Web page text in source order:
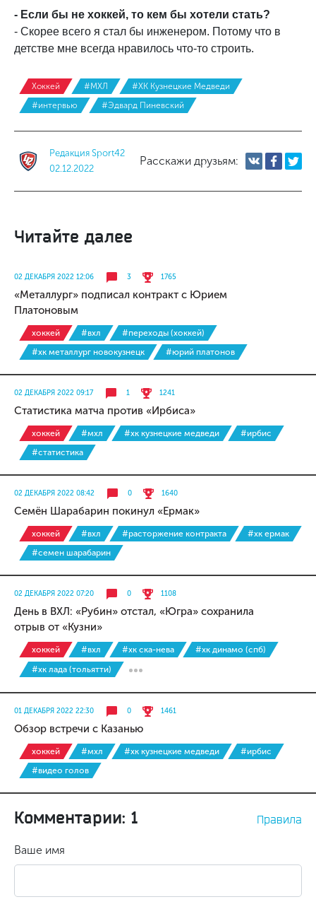
- Если бы не хоккей, то кем бы хотели стать?
- Скорее всего я стал бы инженером. Потому что в
детстве мне всегда нравилось что-то строить.
Хоккей #МХЛ
#ХК Кузнецкие Медведи
#интервью
#Эдвард Пиневский
Редакция Sport42
02.12.2022
Расскажи друзьям:
Читайте далее
02 ДЕКАБРЯ 2022 12:06 3 1765
«Металлург» подписал контракт с Юрием
Платоновым
хоккей #вхл
#переходы (хоккей)
#хк металлург новокузнецк
#юрий платонов
02 ДЕКАБРЯ 2022 09:17 1 1241
Статистика матча против «Ирбиса»
хоккей #мхл #хк кузнецкие медведи
#ирбис
#статистика
02 ДЕКАБРЯ 2022 08:42 0 1640
Семён Шарабарин покинул «Ермак»
хоккей #вхл #расторжение контракта
#хк ермак
#семен шарабарин
02 ДЕКАБРЯ 2022 07:20 0 1108
День в ВХЛ: «Рубин» отстал, «Югра» сохранила
отрыв от «Кузни»
хоккей #вхл #хк ска-нева
#хк динамо (спб)
#хк лада (тольятти)
01 ДЕКАБРЯ 2022 22:30 0 1461
Обзор встречи с Казанью
хоккей #мхл #хк кузнецкие медведи
#ирбис
#видео голов
Комментарии: 1 Правила
Ваше имя